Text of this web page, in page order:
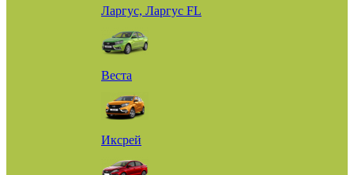
Ларгус, Ларгус FL
Веста
Иксрей